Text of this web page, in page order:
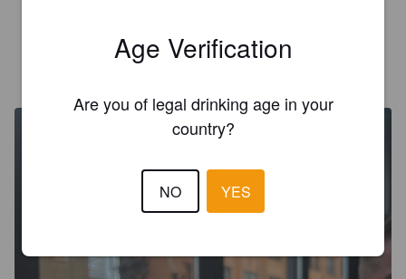
Age Verification
Are you of legal drinking age in your
country?
NO YES